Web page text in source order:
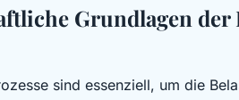
Grundlagen der
sind essenziell, um die